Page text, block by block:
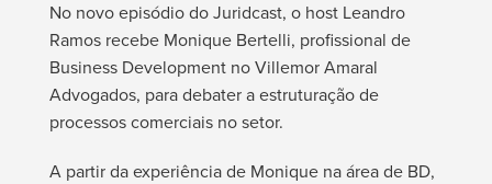
No novo episódio do Juridcast, o host Leandro
Ramos recebe Monique Bertelli, profissional de
Business Development no Villemor Amaral
Advogados, para debater a estruturação de
processos comerciais no setor.
A partir da experiência de Monique na área de BD,